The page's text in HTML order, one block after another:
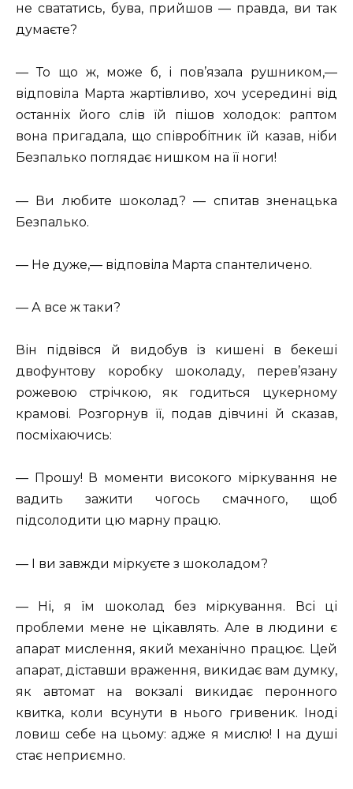
не свататись, бува, прийшов — правда, ви так
думаєте?
— То що ж, може б, і пов’язала рушником,—
відповіла Марта жартівливо, хоч усередині від
останніх його слів їй пішов холодок: раптом
вона пригадала, що співробітник їй казав, ніби
Безпалько поглядає нишком на її ноги!
— Ви любите шоколад? — спитав зненацька
Безпалько.
— Не дуже,— відповіла Марта спантеличено.
— А все ж таки?
Він підвівся й видобув із кишені в бекеші
двофунтову коробку шоколаду, перев’язану
рожевою стрічкою, як годиться цукерному
крамові. Розгорнув її, подав дівчині й сказав,
посміхаючись:
— Прошу! В моменти високого міркування не
вадить зажити чогось смачного, щоб
підсолодити цю марну працю.
— І ви завжди міркуєте з шоколадом?
— Ні, я їм шоколад без міркування. Всі ці
проблеми мене не цікавлять. Але в людини є
апарат мислення, який механічно працює. Цей
апарат, діставши враження, викидає вам думку,
як автомат на вокзалі викидає перонного
квитка, коли всунути в нього гривеник. Іноді
ловиш себе на цьому: адже я мислю! І на душі
стає неприємно.